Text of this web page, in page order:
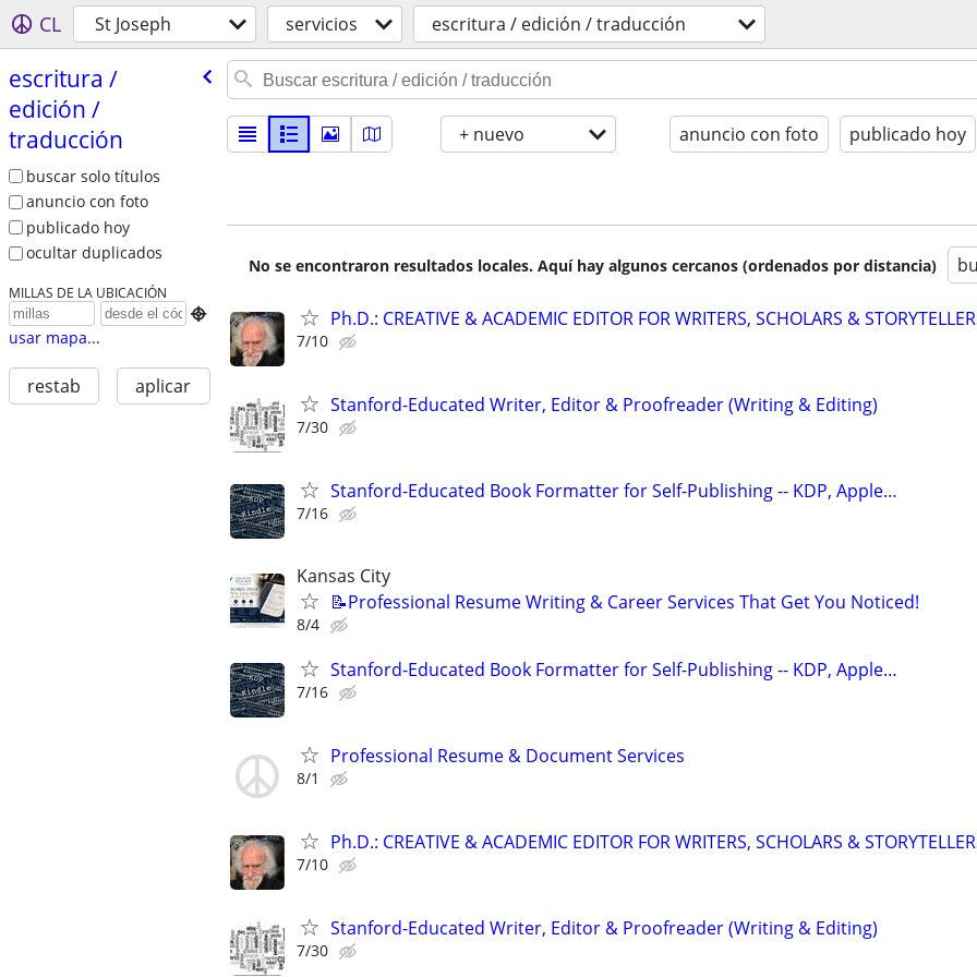
CL St Joseph servicios escritura / edición / traducción
escritura /​
edición /​
traducción
buscar solo títulos
anuncio con foto
publicado hoy
ocultar duplicados
MILLAS DE LA UBICACIÓN

usar mapa...
restab aplicar
+ nuevo anuncio con foto publicado hoy
No se encontraron resultados locales. Aquí hay algunos cercanos (ordenados por distancia)
Ph.D.: CREATIVE & ACADEMIC EDITOR FOR WRITERS, SCHOLARS &
7/10
Stanford-Educated Writer, Editor & Proofreader (Writing & Editing)
7/30
Stanford-Educated Book Formatter for Self-Publishing -- KDP, Apple…
7/16
Kansas City
📝Professional Resume Writing & Career Services That Get You Noticed!
8/4
Stanford-Educated Book Formatter for Self-Publishing -- KDP, Apple…
7/16
Professional Resume & Document Services
8/1
Ph.D.: CREATIVE & ACADEMIC EDITOR FOR WRITERS, SCHOLARS &
7/10
Stanford-Educated Writer, Editor & Proofreader (Writing & Editing)
7/30